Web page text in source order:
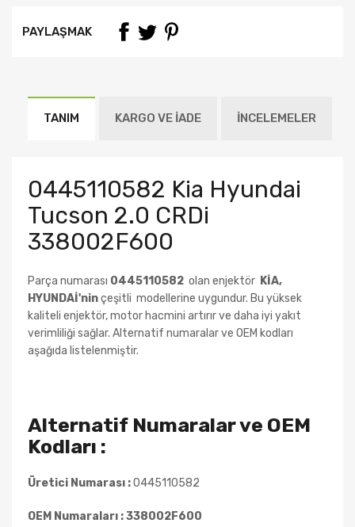
PAYLAŞMAK
TANIM KARGO VE İADE İNCELEMELER
0445110582 Kia Hyundai
Tucson 2.0 CRDi
338002F600
Parça numarası 0445110582 olan enjektör KİA,
HYUNDAİ'ninçeşitli modellerine uygundur. Bu yüksek
kaliteli enjektör, motor hacmini artırır ve daha iyi yakıt
verimliliği sağlar. Alternatif numaralar ve OEM kodları
aşağıda listelenmiştir.
Alternatif Numaralar ve OEM
Kodları :
Üretici Numarası :0445110582
OEM Numaraları :338002F600